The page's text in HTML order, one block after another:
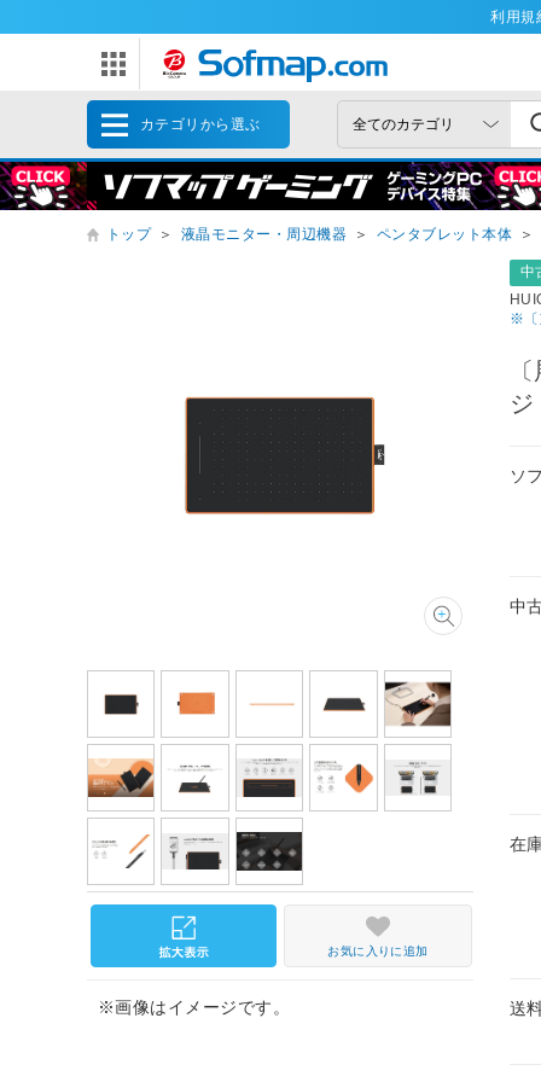
利用規
カテゴリから選ぶ
トップ ＞ 液晶モニター・周辺機器 ＞ ペンタブレット本体 ＞
中
※〔
ソ
中
在
送
お気に入りに追加
※画像はイメージです。